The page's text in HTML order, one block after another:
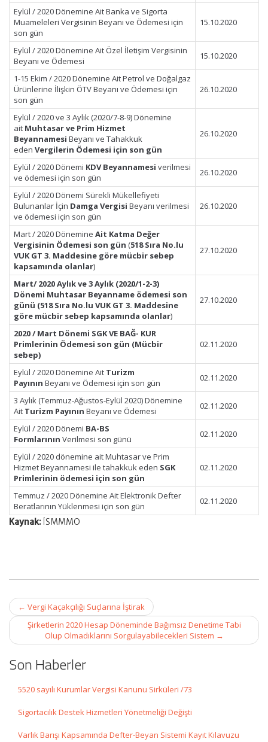
Eylül / 2020 Dönemine Ait Banka ve Sigorta
Muameleleri Vergisinin Beyanı ve Ödemesi için
son gün
15.10.2020
Eylül / 2020 Dönemine Ait Özel İletişim Vergisinin
Beyanı ve Ödemesi
15.10.2020
1-15 Ekim / 2020 Dönemine Ait Petrol ve Doğalgaz
Ürünlerine İlişkin ÖTV Beyanı ve Ödemesi için
son gün
26.10.2020
Eylül / 2020 ve 3 Aylık (2020/7-8-9) Dönemine
ait Muhtasar ve Prim Hizmet
Beyannamesi Beyanı ve Tahakkuk
eden Vergilerin Ödemesi için son gün
26.10.2020
Eylül / 2020 Dönemi KDV Beyannamesi verilmesi
ve ödemesi için son gün
26.10.2020
Eylül / 2020 Dönemi Sürekli Mükellefiyeti
Bulunanlar İçin Damga Vergisi Beyanı verilmesi
ve ödemesi için son gün
26.10.2020
Mart / 2020 Dönemine Ait Katma Değer
Vergisinin Ödemesi son gün (518 Sıra No.lu
VUK GT 3. Maddesine göre mücbir sebep
kapsamında olanlar)
27.10.2020
Mart/ 2020 Aylık ve 3 Aylık (2020/1-2-3)
Dönemi Muhtasar Beyanname ödemesi son
günü (518 Sıra No.lu VUK GT 3. Maddesine
göre mücbir sebep kapsamında olanlar)
27.10.2020
2020 / Mart Dönemi SGK VE BAĞ- KUR
Primlerinin Ödemesi son gün (Mücbir
sebep)
02.11.2020
Eylül / 2020 Dönemine Ait Turizm
Payının Beyanı ve Ödemesi için son gün 02.11.2020
3 Aylık (Temmuz-Ağustos-Eylül 2020) Dönemine
Ait Turizm Payının Beyanı ve Ödemesi 02.11.2020
Eylül / 2020 Dönemi BA-BS
Formlarının Verilmesi son günü 02.11.2020
Eylül / 2020 dönemine ait Muhtasar ve Prim
Hizmet Beyannamesi ile tahakkuk eden SGK
Primlerinin ödemesi için son gün
02.11.2020
Temmuz / 2020 Dönemine Ait Elektronik Defter
Beratlarının Yüklenmesi için son gün
02.11.2020
Kaynak: İSMMMO
Post
navigation
← Vergi Kaçakçılığı Suçlarına İştirak
Şirketlerin 2020 Hesap Döneminde Bağımsız Denetime Tabi
Olup Olmadıklarını Sorgulayabilecekleri Sistem →
Son Haberler
5520 sayılı Kurumlar Vergisi Kanunu Sirküleri /73
Sigortacılık Destek Hizmetleri Yönetmeliği Değişti
Varlık Barışı Kapsamında Defter-Beyan Sistemi Kayıt Kılavuzu